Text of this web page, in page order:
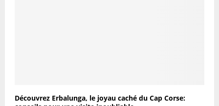
Découvrez Erbalunga, le joyau caché du Cap Corse: